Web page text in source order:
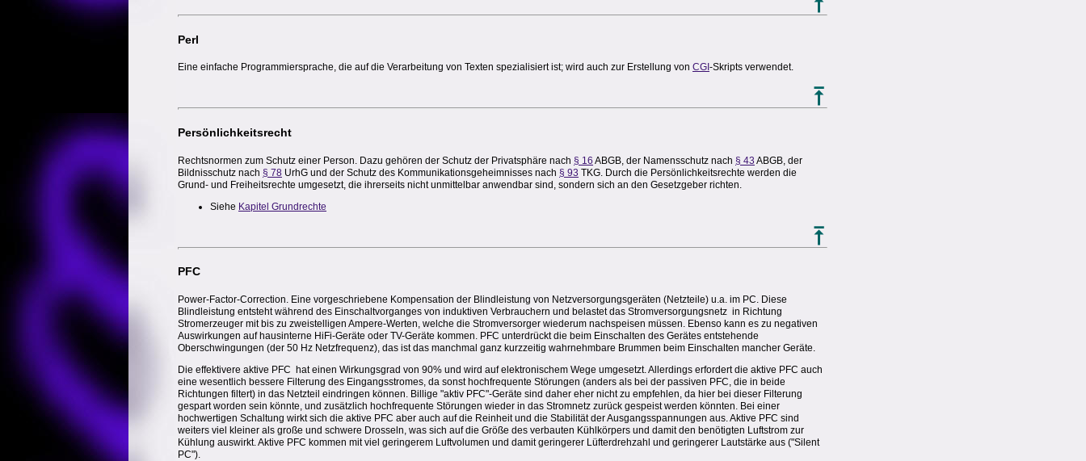
Perl
Eine einfache Programmiersprache, die auf die Verarbeitung von Texten spezialisiert ist; wird auch zur Erstellung von CGI -Skripts verwendet.
Persönlichkeitsrecht
Rechtsnormen zum Schutz einer Person. Dazu gehören der Schutz der Privatsphäre nach § 16 ABGB, der Namensschutz nach § 43 ABGB, der
Bildnisschutz nach § 78 UrhG und der Schutz des Kommunikationsgeheimnisses nach § 93 TKG. Durch die Persönlichkeitsrechte werden die
Grund- und Freiheitsrechte umgesetzt, die ihrerseits nicht unmittelbar anwendbar sind, sondern sich an den Gesetzgeber richten.
Siehe Kapitel Grundrechte
PFC
Power-Factor-Correction. Eine vorgeschriebene Kompensation der Blindleistung von Netzversorgungsgeräten (Netzteile) u.a. im PC. Diese
Blindleistung entsteht während des Einschaltvorganges von induktiven Verbrauchern und belastet das Stromversorgungsnetz in Richtung
Stromerzeuger mit bis zu zweistelligen Ampere-Werten, welche die Stromversorger wiederum nachspeisen müssen. Ebenso kann es zu negativen
Auswirkungen auf hausinterne HiFi-Geräte oder TV-Geräte kommen. PFC unterdrückt die beim Einschalten des Gerätes entstehende
Oberschwingungen (der 50 Hz Netzfrequenz), das ist das manchmal ganz kurzzeitig wahrnehmbare Brummen beim Einschalten mancher Geräte.
Die effektivere aktive PFC hat einen Wirkungsgrad von 90% und wird auf elektronischem Wege umgesetzt. Allerdings erfordert die aktive PFC auch
eine wesentlich bessere Filterung des Eingangsstromes, da sonst hochfrequente Störungen (anders als bei der passiven PFC, die in beide
Richtungen filtert) in das Netzteil eindringen können. Billige "aktiv PFC"-Geräte sind daher eher nicht zu empfehlen, da hier bei dieser Filterung
gespart worden sein könnte, und zusätzlich hochfrequente Störungen wieder in das Stromnetz zurück gespeist werden könnten. Bei einer
hochwertigen Schaltung wirkt sich die aktive PFC aber auch auf die Reinheit und die Stabilität der Ausgangsspannungen aus. Aktive PFC sind
weiters viel kleiner als große und schwere Drosseln, was sich auf die Größe des verbauten Kühlkörpers und damit den benötigten Luftstrom zur
Kühlung auswirkt. Aktive PFC kommen mit viel geringerem Luftvolumen und damit geringerer Lüfterdrehzahl und geringerer Lautstärke aus ("Silent
PC").